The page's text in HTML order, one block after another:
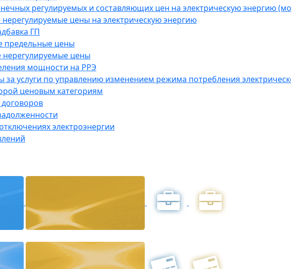
регулируемых и составляющих цен на электрическую энергию
цены на электрическую энергию
ГП
предельные цены
цены
мощности на РРЭ
за услуги по управлению изменением режима потребления
ценовым категориям
электроэнергии